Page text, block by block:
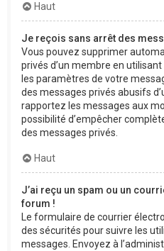
Haut
Je reçois sans arrêt des
Vous pouvez supprimer
privés d’un membre en
les paramètres de votre
des messages privés abusifs
rapportez les messages aux
possibilité d’empêcher
des messages privés.
Haut
J’ai reçu un spam ou un
forum !
Le formulaire de courrier
des sécurités pour suivre les
messages. Envoyez à